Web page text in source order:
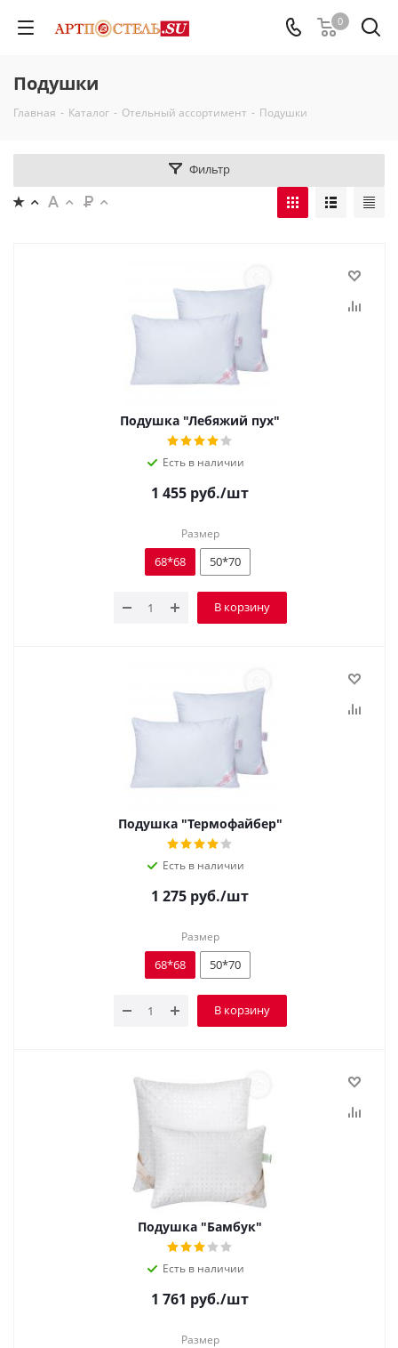
0
Подушки
Главная - Каталог - Отельный ассортимент - Подушки
Фильтр
Подушка "Лебяжий пух"
Есть в наличии
1 455 руб./шт
Размер
68*68 50*70
В корзину
Подушка "Термофайбер"
Есть в наличии
1 275 руб./шт
Размер
68*68 50*70
В корзину
Подушка "Бамбук"
Есть в наличии
1 761 руб./шт
Размер